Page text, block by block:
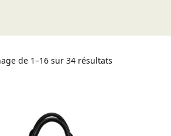
de 1–16 sur 34 résultats